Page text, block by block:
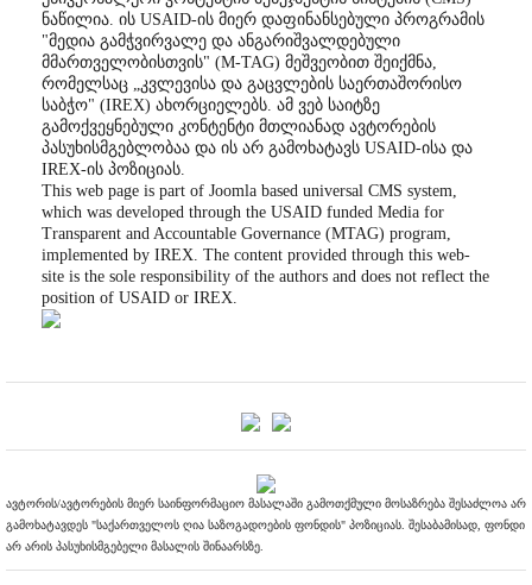
ნაწილია. ის USAID-ის მიერ დაფინანსებული პროგრამის
"მედია გამჭვირვალე და ანგარიშვალდებული
მმართველობისთვის" (M-TAG) მეშვეობით შეიქმნა,
რომელსაც „კვლევისა და გაცვლების საერთაშორისო
საბჭო" (IREX) ახორციელებს. ამ ვებ საიტზე
გამოქვეყნებული კონტენტი მთლიანად ავტორების
პასუხისმგებლობაა და ის არ გამოხატავს USAID-ისა და
IREX-ის პოზიციას.
This web page is part of Joomla based universal CMS system,
which was developed through the USAID funded Media for
Transparent and Accountable Governance (MTAG) program,
implemented by IREX. The content provided through this web-
site is the sole responsibility of the authors and does not reflect the
position of USAID or IREX.
ავტორის/ავტორების მიერ საინფორმაციო მასალაში გამოთქმული მოსაზრება შესაძლოა არ
გამოხატავდეს "საქართველოს ღია საზოგადოების ფონდის" პოზიციას. შესაბამისად, ფონდი
არ არის პასუხისმგებელი მასალის შინაარსზე.